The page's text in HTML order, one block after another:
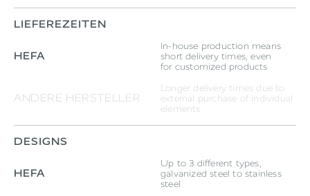
LIEFEREZEITEN
HEFA
ANDERE HERSTELLER
In-house production means
short delivery times, even
for customized products
Longer delivery times due to
external purchase of individual
elements
DESIGNS
HEFA
Up to 3 different types,
galvanized steel to stainless
steel